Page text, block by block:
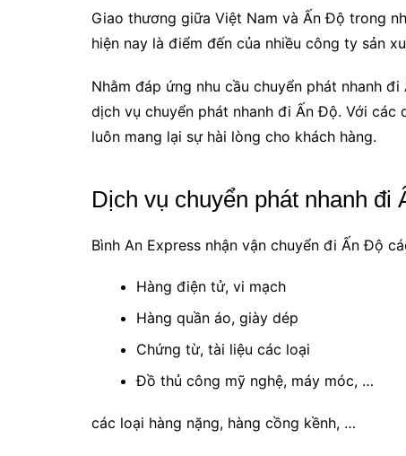
Giao thương giữa Việt Nam và Ấn Độ trong
hiện nay là điểm đến của nhiều công ty sản
Nhằm đáp ứng nhu cầu chuyển phát nhanh
dịch vụ chuyển phát nhanh đi Ấn Độ. Với
luôn mang lại sự hài lòng cho khách hàng.
Dịch vụ chuyển phát nhanh đi
Bình An Express nhận vận chuyển đi Ấn Độ
Hàng điện tử, vi mạch
Hàng quần áo, giày dép
Chứng từ, tài liệu các loại
Đồ thủ công mỹ nghệ, máy móc, …
các loại hàng nặng, hàng cồng kềnh, …